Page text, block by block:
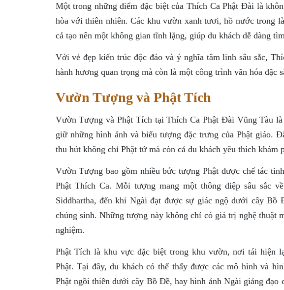
Một trong những điểm đặc biệt của Thích Ca Phật Đài là
hòa với thiên nhiên. Các khu vườn xanh tươi, hồ nước trong
cả tạo nên một không gian tĩnh lặng, giúp du khách dễ dàng
Với vẻ đẹp kiến trúc độc đáo và ý nghĩa tâm linh sâu sắc,
hành hương quan trọng mà còn là một công trình văn hóa đặc
Vườn Tượng và Phật Tích
Vườn Tượng và Phật Tích tại Thích Ca Phật Đài Vũng Tàu
giữ những hình ảnh và biểu tượng đặc trưng của Phật giáo.
thu hút không chỉ Phật tử mà còn cả du khách yêu thích khám
Vườn Tượng bao gồm nhiều bức tượng Phật được chế tác
Phật Thích Ca. Mỗi tượng mang một thông điệp sâu sắc
Siddhartha, đến khi Ngài đạt được sự giác ngộ dưới cây
chúng sinh. Những tượng này không chỉ có giá trị nghệ thuật
nghiệm.
Phật Tích là khu vực đặc biệt trong khu vườn, nơi tái hiện
Phật. Tại đây, du khách có thể thấy được các mô hình và
Phật ngồi thiền dưới cây Bồ Đề, hay hình ảnh Ngài giảng đạo